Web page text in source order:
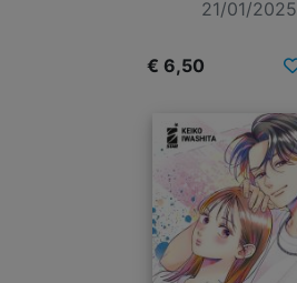
21/01/2025
€ 6,50